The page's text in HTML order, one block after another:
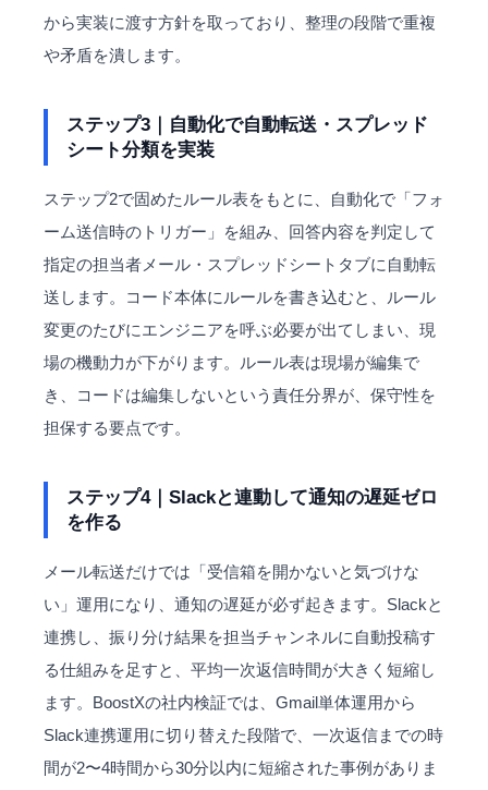
から実装に渡す方針を取っており、整理の段階で重複
や矛盾を潰します。
ステップ3｜自動化で自動転送・スプレッド
シート分類を実装
ステップ2で固めたルール表をもとに、自動化で「フォ
ーム送信時のトリガー」を組み、回答内容を判定して
指定の担当者メール・スプレッドシートタブに自動転
送します。コード本体にルールを書き込むと、ルール
変更のたびにエンジニアを呼ぶ必要が出てしまい、現
場の機動力が下がります。ルール表は現場が編集で
き、コードは編集しないという責任分界が、保守性を
担保する要点です。
ステップ4｜Slackと連動して通知の遅延ゼロ
を作る
メール転送だけでは「受信箱を開かないと気づけな
い」運用になり、通知の遅延が必ず起きます。Slackと
連携し、振り分け結果を担当チャンネルに自動投稿す
る仕組みを足すと、平均一次返信時間が大きく短縮し
ます。BoostXの社内検証では、Gmail単体運用から
Slack連携運用に切り替えた段階で、一次返信までの時
間が2〜4時間から30分以内に短縮された事例がありま